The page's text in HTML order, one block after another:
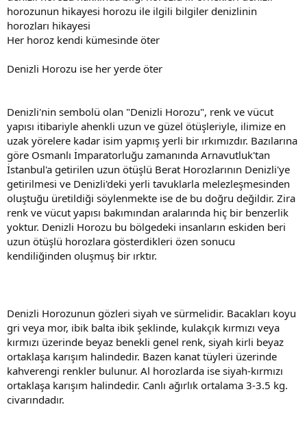
l
a
t
a
a
r
i
h
horozunun hikayesi horozu ile ilgili bilgiler denizlinin
horozları hikayesi
Her horoz kendi kümesinde öter
Denizli Horozu ise her yerde öter
Denizli'nin sembolü olan "Denizli Horozu", renk ve vücut
yapısı itibariyle ahenkli uzun ve güzel ötüşleriyle, ilimize en
uzak yörelere kadar isim yapmış yerli bir ırkımızdır. Bazılarına
göre Osmanlı İmparatorluğu zamanında Arnavutluk'tan
İstanbul'a getirilen uzun ötüşlü Berat Horozlarının Denizli'ye
getirilmesi ve Denizli'deki yerli tavuklarla melezleşmesinden
oluştuğu üretildiği söylenmekte ise de bu doğru değildir. Zira
renk ve vücut yapısı bakımından aralarında hiç bir benzerlik
yoktur. Denizli Horozu bu bölgedeki insanların eskiden beri
uzun ötüşlü horozlara gösterdikleri özen sonucu
kendiliğinden oluşmuş bir ırktır.
Denizli Horozunun gözleri siyah ve sürmelidir. Bacakları koyu
gri veya mor, ibik balta ibik şeklinde, kulakçık kırmızı veya
kırmızı üzerinde beyaz benekli genel renk, siyah kirli beyaz
ortaklaşa karışım halindedir. Bazen kanat tüyleri üzerinde
kahverengi renkler bulunur. Al horozlarda ise siyah-kırmızı
ortaklaşa karışım halindedir. Canlı ağırlık ortalama 3-3.5 kg.
civarındadır.